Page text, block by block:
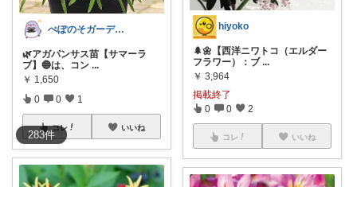
283件
ぺぽのそガーデン(●´ω｀●)
🌿‬アガパンサス苗【サマーラ
ブ】🔵は、コン ...
￥ 1,650
0 0 1
コレ いいね
hiyoko
🌲🌼【西洋ニワトコ（エルダー
フラワー）：ブ ...
￥ 3,964
掲載終了
0 0 2
コレ いいね